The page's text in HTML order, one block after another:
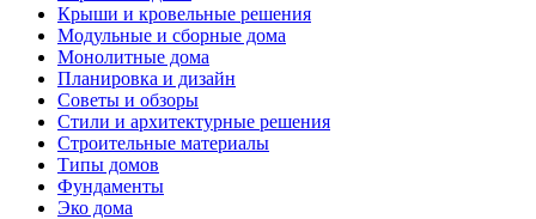
Крыши и кровельные решения
Модульные и сборные дома
Монолитные дома
Планировка и дизайн
Советы и обзоры
Стили и архитектурные решения
Строительные материалы
Типы домов
Фундаменты
Эко дома